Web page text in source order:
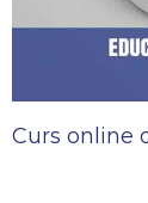
Curs online